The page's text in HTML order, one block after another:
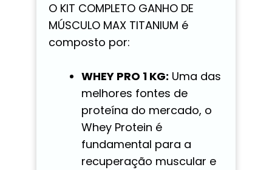
O KIT COMPLETO GANHO DE
MÚSCULO MAX TITANIUM é
composto por:
WHEY PRO 1 KG: Uma das
melhores fontes de
proteína do mercado, o
Whey Protein é
fundamental para a
recuperação muscular e